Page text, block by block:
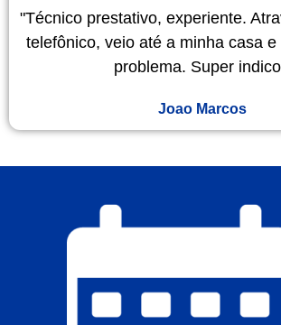
"Técnico prestativo, experiente.
telefônico, veio até a minha casa
problema. Super
Joao Marcos